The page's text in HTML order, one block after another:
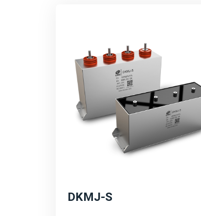
DKMJ-S